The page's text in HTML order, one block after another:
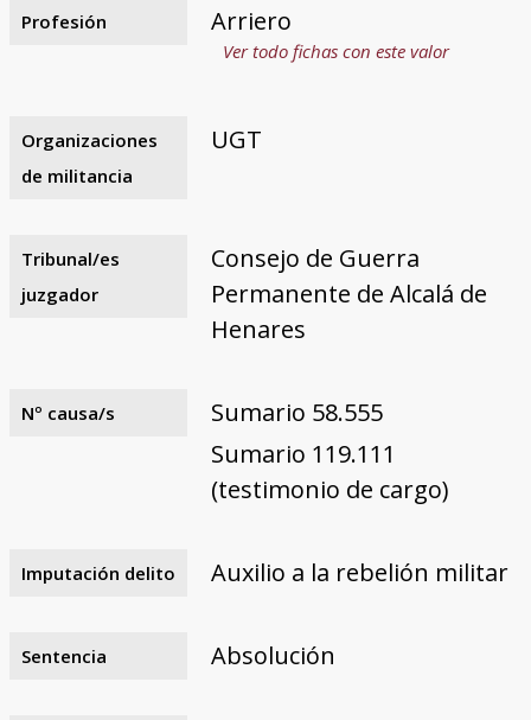
Profesión Arriero
Ver todo fichas con este valor
Organizaciones
de militancia
UGT
Tribunal/es
juzgador
Consejo de Guerra
Permanente de Alcalá de
Henares
Nº causa/s
Sumario 58.555
Sumario 119.111
(testimonio de cargo)
Imputación delito Auxilio a la rebelión militar
Sentencia Absolución